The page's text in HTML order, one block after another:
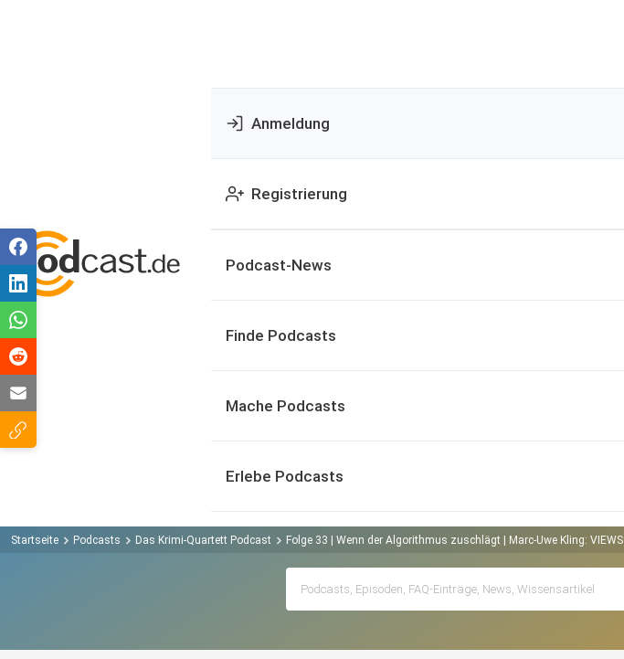
Anmeldung
Registrierung
Podcast-News
Finde Podcasts
Mache Podcasts
Erlebe Podcasts
Startseite Podcasts Das Krimi-Quartett Podcast Folge 33 | Wenn der Algorithmus zuschlägt | Marc‑Uwe Kling: VIEWS